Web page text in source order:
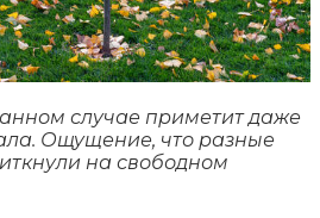
случае приметит даже
Ощущение, что разные
на свободном